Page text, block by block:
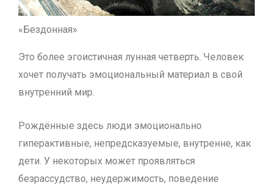
«Бездонная»
Это более эгоистичная лунная четверть. Человек
хочет получать эмоциональный материал в свой
внутренний мир.
Рождённые здесь люди эмоционально
гиперактивные, непредсказуемые, внутренне, как
дети. У некоторых может проявляться
безрассудство, неудержимость, поведение